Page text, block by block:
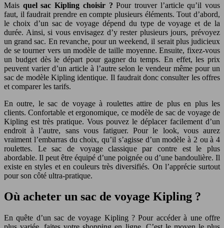
Mais quel sac Kipling choisir ? Pour trouver l’article qu’il vous
faut, il faudrait prendre en compte plusieurs éléments. Tout d’abord,
le choix d’un sac de voyage dépend du type de voyage et de la
durée. Ainsi, si vous envisagez d’y rester plusieurs jours, prévoyez
un grand sac. En revanche, pour un weekend, il serait plus judicieux
de se tourner vers un modèle de taille moyenne. Ensuite, fixez-vous
un budget dès le départ pour gagner du temps. En effet, les prix
peuvent varier d’un article à l’autre selon le vendeur même pour un
sac de modèle Kipling identique. Il faudrait donc consulter les offres
et comparer les tarifs.
En outre, le sac de voyage à roulettes attire de plus en plus les
clients. Confortable et ergonomique, ce modèle de sac de voyage de
Kipling est très pratique. Vous pouvez le déplacer facilement d’un
endroit à l’autre, sans vous fatiguer. Pour le look, vous aurez
vraiment l’embarras du choix, qu’il s’agisse d’un modèle à 2 ou à 4
roulettes. Le sac de voyage classique par contre est le plus
abordable. Il peut être équipé d’une poignée ou d’une bandoulière. Il
existe en styles et en couleurs très diversifiés. On l’apprécie surtout
pour son côté ultra-pratique.
Où acheter un sac de voyage Kipling ?
En quête d’un sac de voyage Kipling ? Pour accéder à une offre